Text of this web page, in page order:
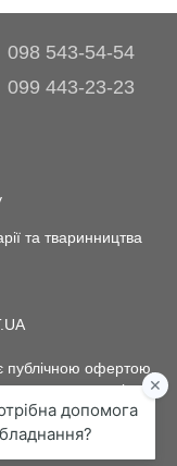
098 543-54-54
099 443-23-23
та тваринництва
публічною офертою.
можливо тільки
BIOVET.UA.